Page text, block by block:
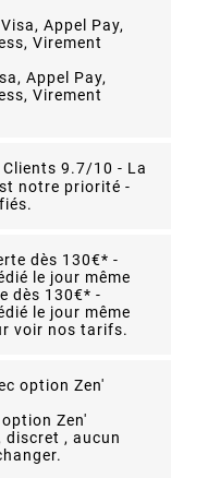
Appel Pay,
Virement
Clients 9.7/10 - La
notre priorité -
dès 130€* -
le jour même
voir nos tarifs.
Zen'
discret , aucun